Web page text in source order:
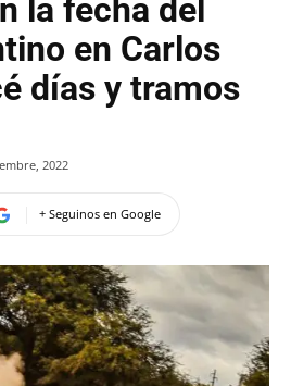
la fecha del
en Carlos
días y tramos
2022
+ Seguinos en Google